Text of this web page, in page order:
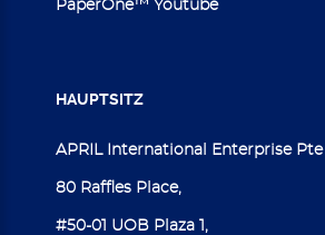
PaperOne™ Youtube
HAUPTSITZ
APRIL International Enterprise
80 Raffles Place,
#50-01 UOB Plaza 1,